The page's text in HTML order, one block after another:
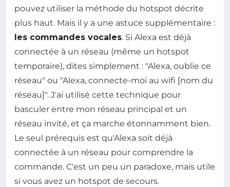
pouvez utiliser la méthode du hotspot décrite
plus haut. Mais il y a une astuce supplémentaire :
les commandes vocales. Si Alexa est déjà
connectée à un réseau (même un hotspot
temporaire), dites simplement : "Alexa, oublie ce
réseau" ou "Alexa, connecte-moi au wifi [nom du
réseau]". J'ai utilisé cette technique pour
basculer entre mon réseau principal et un
réseau invité, et ça marche étonnamment bien.
Le seul prérequis est qu'Alexa soit déjà
connectée à un réseau pour comprendre la
commande. C'est un peu un paradoxe, mais utile
si vous avez un hotspot de secours.